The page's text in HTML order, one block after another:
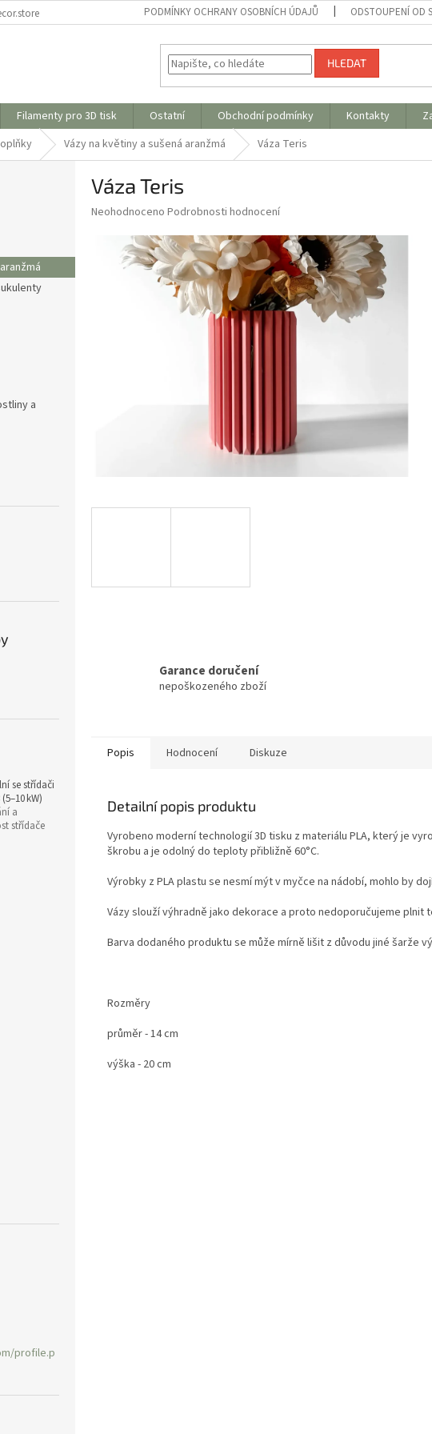
PODMÍNKY OCHRANY OSOBNÍCH ÚDAJŮ ODSTOUPENÍ OD
HLEDAT
Filamenty pro 3D tisk Ostatní Obchodní podmínky Kontakty
Vázy na květiny a sušená aranžmá Váza Teris
a
se střídači
kW)
a
střídače
profile.p
Váza Teris
Průměrné
produktu
Neohodnoceno Podrobnosti hodnocení
Garance doručení
nepoškozeného zboží
Popis Hodnocení Diskuze
Detailní popis produktu
Vyrobeno moderní technologií 3D tisku z materiálu PLA, který je
škrobu a je odolný do teploty přibližně 60°C.
Výrobky z PLA plastu se nesmí mýt v myčce na nádobí, mohlo by
Vázy slouží výhradně jako dekorace a proto nedoporučujeme plnit
Barva dodaného produktu se může mírně lišit z důvodu jiné šarže
Rozměry
průměr - 14 cm
výška - 20 cm